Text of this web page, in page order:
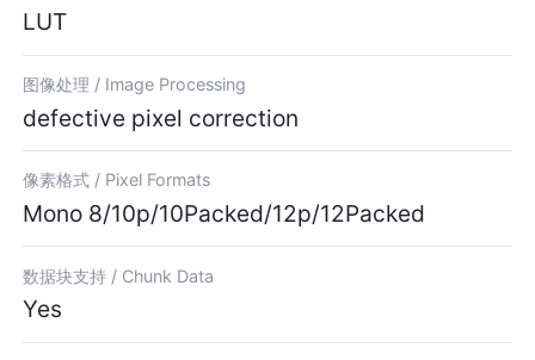
LUT
图像处理 / Image Processing
defective pixel correction
像素格式 / Pixel Formats
Mono 8/10p/10Packed/12p/12Packed
数据块支持 / Chunk Data
Yes